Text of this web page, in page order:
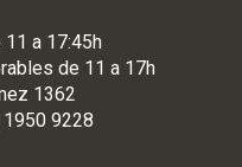
a 17:45h
de 11 a 17h
1362
9228